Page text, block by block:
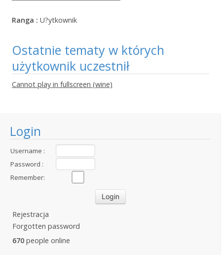
Login
Username :
Password :
Remember:
Rejestracja
Forgotten password
670 people online
Ranga : U?ytkownik
Ostatnie tematy w których
użytkownik uczestnił
Cannot play in fullscreen (wine)